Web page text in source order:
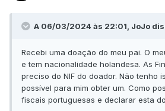
A 06/03/2024 às 22:01, JoJo
Recebi uma doação do meu pai. O
e tem nacionalidade holandesa. As
preciso do NIF do doador. Não tenho
possível para mim obter um. Como
fiscais portuguesas e declarar esta